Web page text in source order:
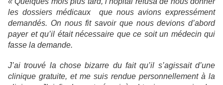
les dossiers médicaux que nous avions expressément
demandés. On nous fit savoir que nous devions d’abord
payer et qu’il était nécessaire que ce soit un médecin qui
fasse la demande.
J’ai trouvé la chose bizarre du fait qu’il s’agissait d’une
clinique gratuite, et me suis rendue personnellement à la